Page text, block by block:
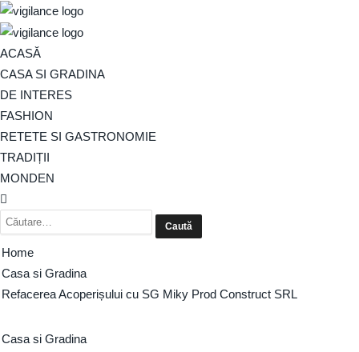
ACASĂ
CASA SI GRADINA
DE INTERES
FASHION
RETETE SI GASTRONOMIE
TRADIȚII
MONDEN
Home
Casa si Gradina
Refacerea Acoperișului cu SG Miky Prod Construct SRL
Casa si Gradina